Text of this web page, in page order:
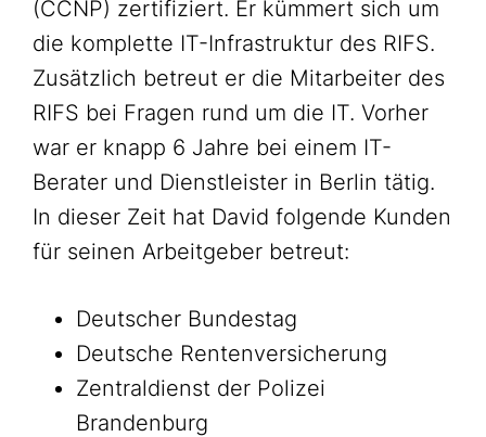
(CCNP) zertifiziert. Er kümmert sich um
die komplette IT-Infrastruktur des RIFS.
Zusätzlich betreut er die Mitarbeiter des
RIFS bei Fragen rund um die IT. Vorher
war er knapp 6 Jahre bei einem IT-
Berater und Dienstleister in Berlin tätig.
In dieser Zeit hat David folgende Kunden
für seinen Arbeitgeber betreut:
Deutscher Bundestag
Deutsche Rentenversicherung
Zentraldienst der Polizei
Brandenburg